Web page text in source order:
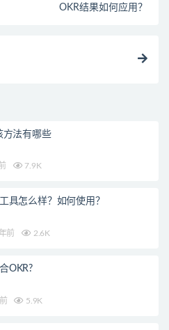
OKR结果如何应用？
方法有哪些
7.9K
具怎么样？如何使用？
前 2.6K
OKR?
5.9K